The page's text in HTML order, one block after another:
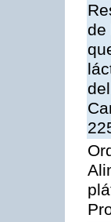
de